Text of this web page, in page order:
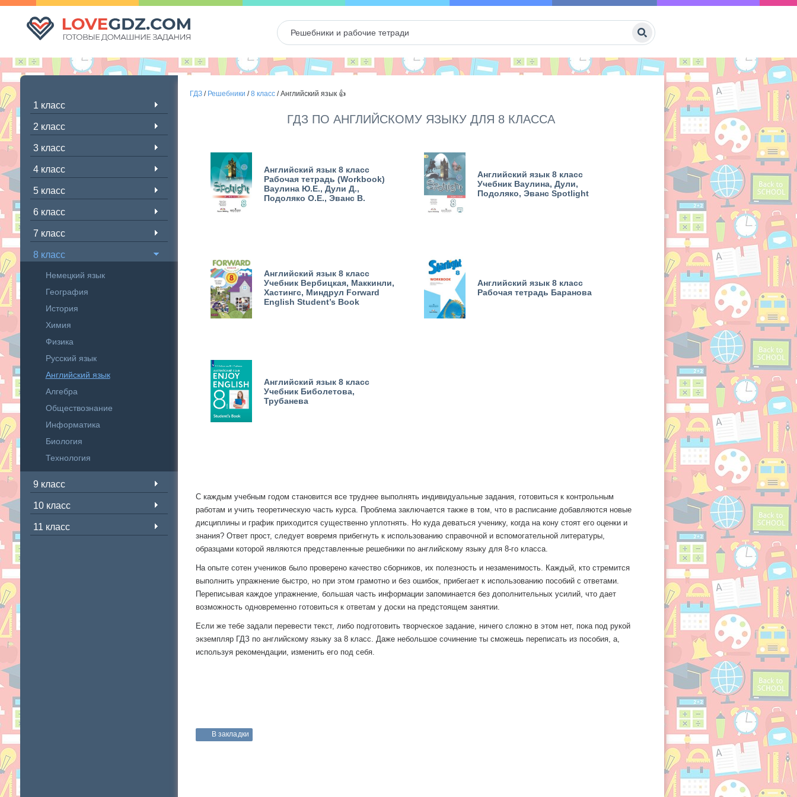
1 класс
2 класс
3 класс
4 класс
5 класс
6 класс
7 класс
8 класс
Немецкий язык
География
История
Химия
Физика
Русский язык
Английский язык
Алгебра
Обществознание
Информатика
Биология
Технология
9 класс
10 класс
11 класс
ГДЗ/ Решебники /8 класс/Английский язык 👍
ГДЗ ПО АНГЛИЙСКОМУ ЯЗЫКУ ДЛЯ 8 КЛАССА
Английский язык 8 класс
Рабочая тетрадь (Workbook)
Ваулина Ю.Е., Дули Д.,
Подоляко О.Е., Эванс В.
Английский язык 8 класс
Учебник Ваулина, Дули,
Подоляко, Эванс Spotlight
Английский язык 8 класс
Учебник Вербицкая, Маккинли,
Хастингс, Миндрул Forward
English Student’s Book
Английский язык 8 класс
Рабочая тетрадь Баранова
Английский язык 8 класс
Учебник Биболетова,
Трубанева
С каждым учебным годом становится все труднее выполнять индивидуальные задания, готовиться к контрольным
работам и учить теоретическую часть курса. Проблема заключается также в том, что в расписание добавляются новые
дисциплины и график приходится существенно уплотнять. Но куда деваться ученику, когда на кону стоят его оценки и
знания? Ответ прост, следует вовремя прибегнуть к использованию справочной и вспомогательной литературы,
образцами которой являются представленные решебники по английскому языку для 8-го класса.
На опыте сотен учеников было проверено качество сборников, их полезность и незаменимость. Каждый, кто стремится
выполнить упражнение быстро, но при этом грамотно и без ошибок, прибегает к использованию пособий с ответами.
Переписывая каждое упражнение, большая часть информации запоминается без дополнительных усилий, что дает
возможность одновременно готовиться к ответам у доски на предстоящем занятии.
Если же тебе задали перевести текст, либо подготовить творческое задание, ничего сложно в этом нет, пока под рукой
экземпляр ГДЗ по английскому языку за 8 класс. Даже небольшое сочинение ты сможешь переписать из пособия, а,
используя рекомендации, изменить его под себя.
В закладки